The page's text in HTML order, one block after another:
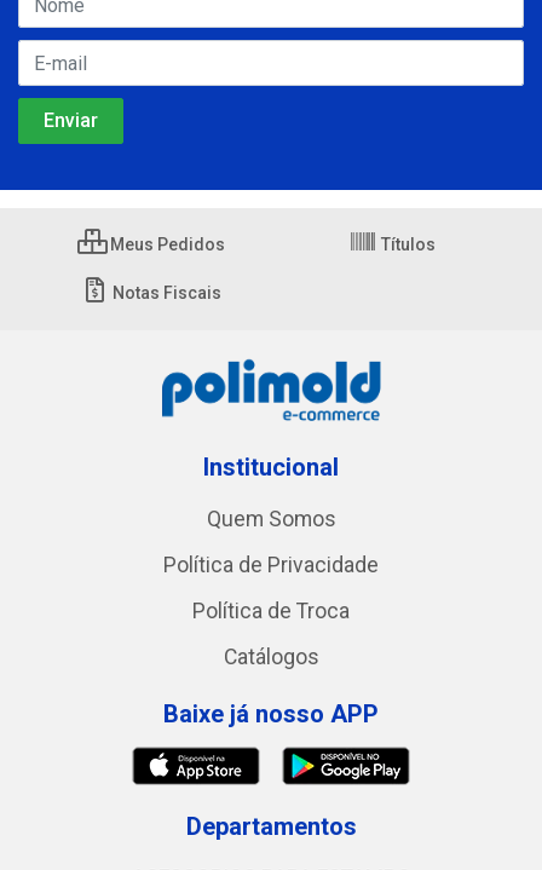
Meus Pedidos Títulos
Notas Fiscais
Institucional
Quem Somos
Política de Privacidade
Política de Troca
Catálogos
Baixe já nosso APP
Departamentos